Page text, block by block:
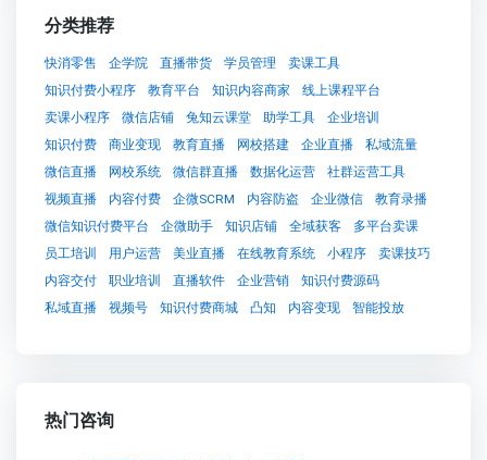
分类推荐
快消零售 企学院 直播带货 学员管理
卖课工具
知识付费小程序
教育平台 知识内容商家
线上课程平台
卖课小程序
微信店铺 兔知云课堂 助学工具
企业培训
知识付费
商业变现 教育直播 网校搭建 企业直播
私域流量
微信直播
网校系统 微信群直播 数据化运营
社群运营工具
视频直播
内容付费 企微SCRM 内容防盗 企业微信
教育录播
微信知识付费平台
企微助手 知识店铺 全域获客
多平台卖课
员工培训
用户运营 美业直播 在线教育系统 小程序
卖课技巧
内容交付
职业培训 直播软件 企业营销
知识付费源码
私域直播
视频号 知识付费商城 凸知 内容变现 智能投放
热门咨询